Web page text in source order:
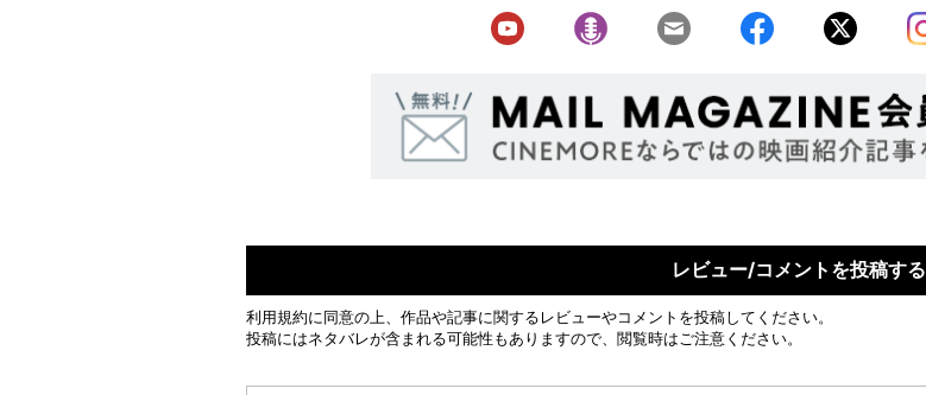
レビュー/コメントを投稿する
利用規約に同意の上、作品や記事に関するレビューやコメントを投稿してください。
投稿にはネタバレが含まれる可能性もありますので、閲覧時はご注意ください。